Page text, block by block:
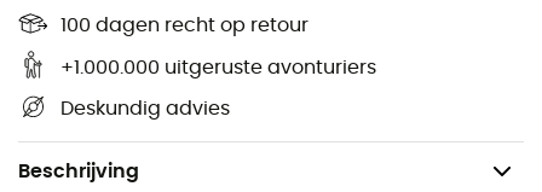
100 dagen recht op retour
+1.000.000 uitgeruste avonturiers
Deskundig advies
Beschrijving
Stretch
Slanke/nauwsluitende pasvorm
Gewicht: 250g